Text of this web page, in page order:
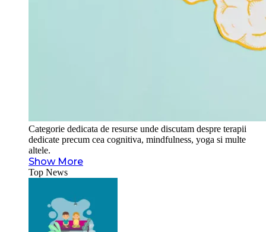
Categorie dedicata de resurse unde discutam despre terapii
dedicate precum cea cognitiva, mindfulness, yoga si multe
altele.
Show More
Top News